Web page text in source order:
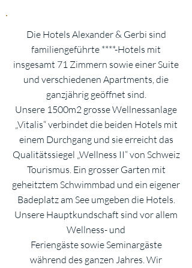
Die Hotels Alexander & Gerbi sind
familiengeführte ****-Hotels mit
insgesamt 71 Zimmern sowie einer Suite
und verschiedenen Apartments, die
ganzjährig geöffnet sind.
Unsere 1500m2 grosse Wellnessanlage
„Vitalis“ verbindet die beiden Hotels mit
einem Durchgang und sie erreicht das
Qualitätssiegel „Wellness II“ von Schweiz
Tourismus. Ein grosser Garten mit
geheitztem Schwimmbad und ein eigener
Badeplatz am See umgeben die Hotels.
Unsere Hauptkundschaft sind vor allem
Wellness- und
Feriengäste sowie Seminargäste
während des ganzen Jahres. Wir